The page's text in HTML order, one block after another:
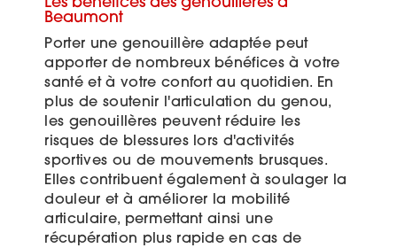
Beaumont
Porter une genouillère adaptée peut
apporter de nombreux bénéfices à votre
santé et à votre confort au quotidien. En
plus de soutenir l'articulation du genou,
les genouillères peuvent réduire les
risques de blessures lors d'activités
sportives ou de mouvements brusques.
Elles contribuent également à soulager la
douleur et à améliorer la mobilité
articulaire, permettant ainsi une
récupération plus rapide en cas de